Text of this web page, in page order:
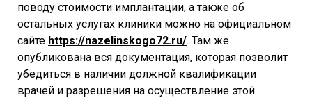
поводу стоимости имплантации, а также об
остальных услугах клиники можно на официальном
сайте https://nazelinskogo72.ru/. Там же
опубликована вся документация, которая позволит
убедиться в наличии должной квалификации
врачей и разрешения на осуществление этой